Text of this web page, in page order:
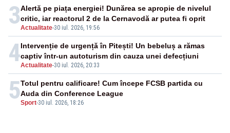
3Actualitate-30 iul. 2026, 19:56
Alertă pe piața energiei! Dunărea se apropie de nivelul
critic, iar reactorul 2 de la Cernavodă ar putea fi oprit
4Actualitate-30 iul. 2026, 20:33
Intervenție de urgență în Pitești! Un bebeluș a rămas
captiv într-un autoturism din cauza unei defecțiuni
5Sport-30 iul. 2026, 18:26
Totul pentru calificare! Cum începe FCSB partida cu
Auda din Conference League